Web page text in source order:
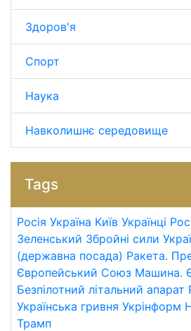
Здоров'я
Спорт
Наука
Навколишнє середовище
Tags
Росія Україна Київ Українці
Зеленський Збройні сили
(державна посада) Ракета.
Європейський Союз Машина.
Безпілотний літальний апарат
Українська гривня Укрінформ
Трамп